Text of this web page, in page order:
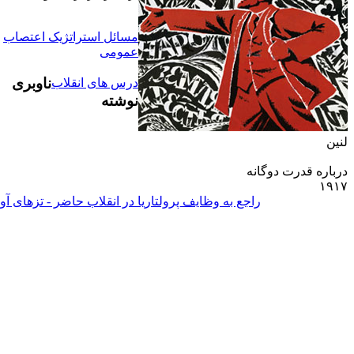
لنين
درباره قدرت دوگانه
۱۹۱۷
مسائل استراتژیک اعتصاب
عمومی
درس هاى انقلاب
راجع به وظايف پرولتاريا در انقلاب حاضر - تزهاى
ناوبری
نوشته